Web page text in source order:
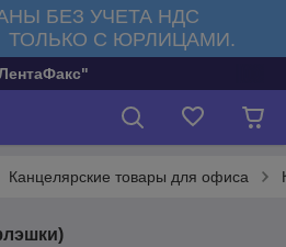
БЕЗ УЧЕТА НДС
ТОЛЬКО С ЮРЛИЦАМИ.
Канцелярские товары для офиса